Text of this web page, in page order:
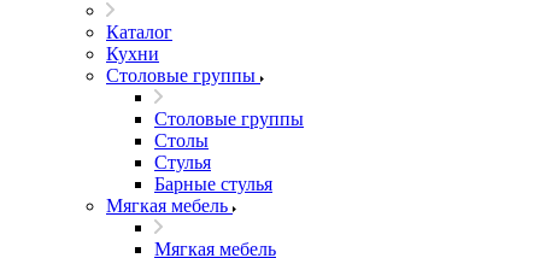
Каталог
Кухни
Столовые группы
Столовые группы
Столы
Стулья
Барные стулья
Мягкая мебель
Мягкая мебель